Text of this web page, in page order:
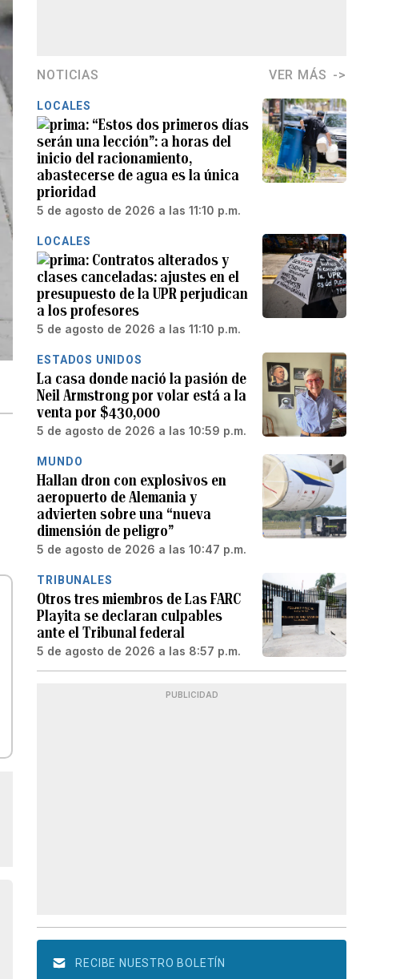
NOTICIAS VER MÁS
LOCALES
“Estos dos primeros días
serán una lección”: a horas del
inicio del racionamiento,
abastecerse de agua es la única
prioridad
5 de agosto de 2026 a las 11:10 p.m.
LOCALES
Contratos alterados y
clases canceladas: ajustes en el
presupuesto de la UPR perjudican
a los profesores
5 de agosto de 2026 a las 11:10 p.m.
ESTADOS UNIDOS
La casa donde nació la pasión de
Neil Armstrong por volar está a la
venta por $430,000
5 de agosto de 2026 a las 10:59 p.m.
MUNDO
Hallan dron con explosivos en
aeropuerto de Alemania y
advierten sobre una “nueva
dimensión de peligro”
5 de agosto de 2026 a las 10:47 p.m.
TRIBUNALES
Otros tres miembros de Las FARC
Playita se declaran culpables
ante el Tribunal federal
5 de agosto de 2026 a las 8:57 p.m.
PUBLICIDAD
RECIBE NUESTRO BOLETÍN